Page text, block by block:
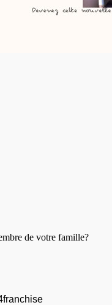
de votre famille?